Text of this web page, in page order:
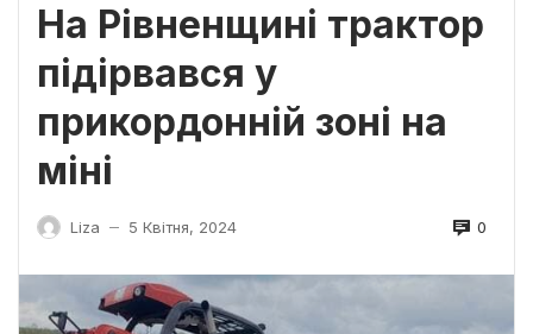
На Рівненщині трактор
підірвався у
прикордонній зоні на
міні
Liza — 5 Квітня, 2024 0